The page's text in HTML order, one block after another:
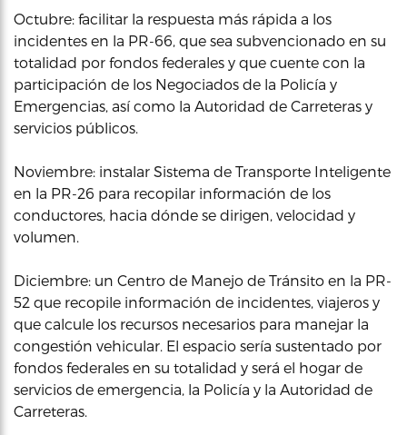
Octubre: facilitar la respuesta más rápida a los
incidentes en la PR-66, que sea subvencionado en su
totalidad por fondos federales y que cuente con la
participación de los Negociados de la Policía y
Emergencias, así como la Autoridad de Carreteras y
servicios públicos.
Noviembre: instalar Sistema de Transporte Inteligente
en la PR-26 para recopilar información de los
conductores, hacia dónde se dirigen, velocidad y
volumen.
Diciembre: un Centro de Manejo de Tránsito en la PR-
52 que recopile información de incidentes, viajeros y
que calcule los recursos necesarios para manejar la
congestión vehicular. El espacio sería sustentado por
fondos federales en su totalidad y será el hogar de
servicios de emergencia, la Policía y la Autoridad de
Carreteras.